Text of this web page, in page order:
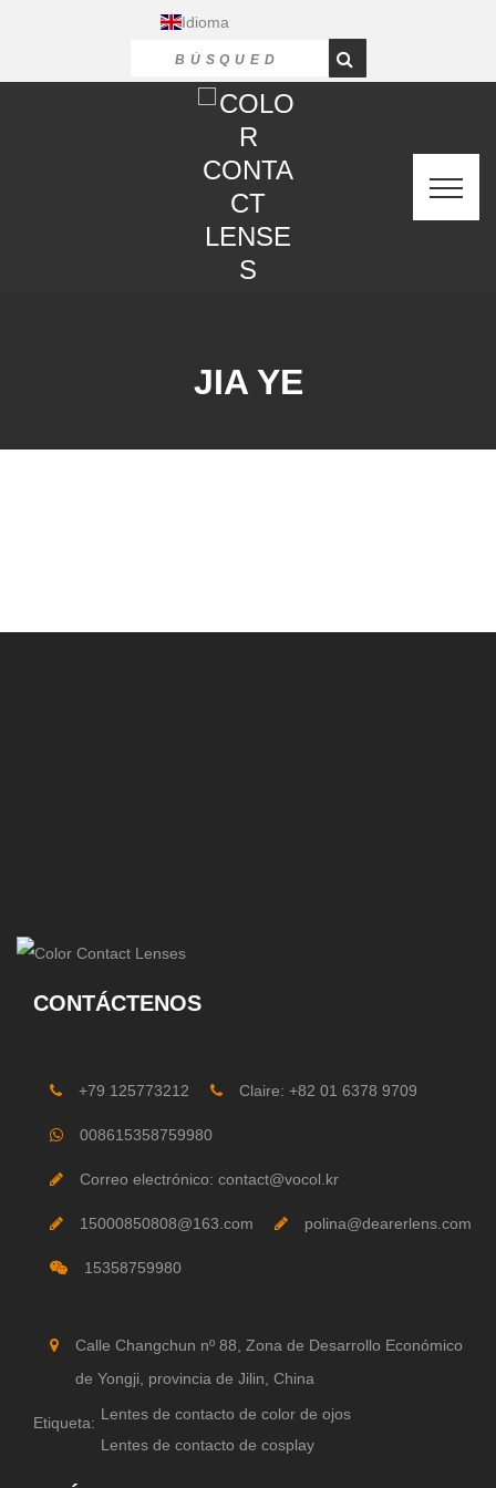
Idioma
JIA YE
CONTÁCTENOS
+79 125773212 Claire: +82 01 6378 9709
008615358759980
Correo electrónico: contact@vocol.kr
15000850808@163.com polina@dearerlens.com
15358759980
Calle Changchun nº 88, Zona de Desarrollo Económico
de Yongji, provincia de Jilin, China
Etiqueta: Lentes de contacto de color de ojos
Lentes de contacto de cosplay